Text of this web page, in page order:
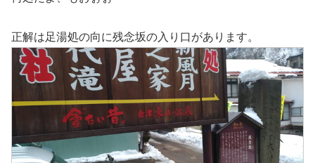
正解は足湯処の向に残念坂の入り口があります。